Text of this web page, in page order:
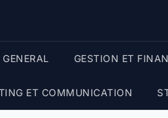
GENERAL GESTION ET
ET COMMUNICATION